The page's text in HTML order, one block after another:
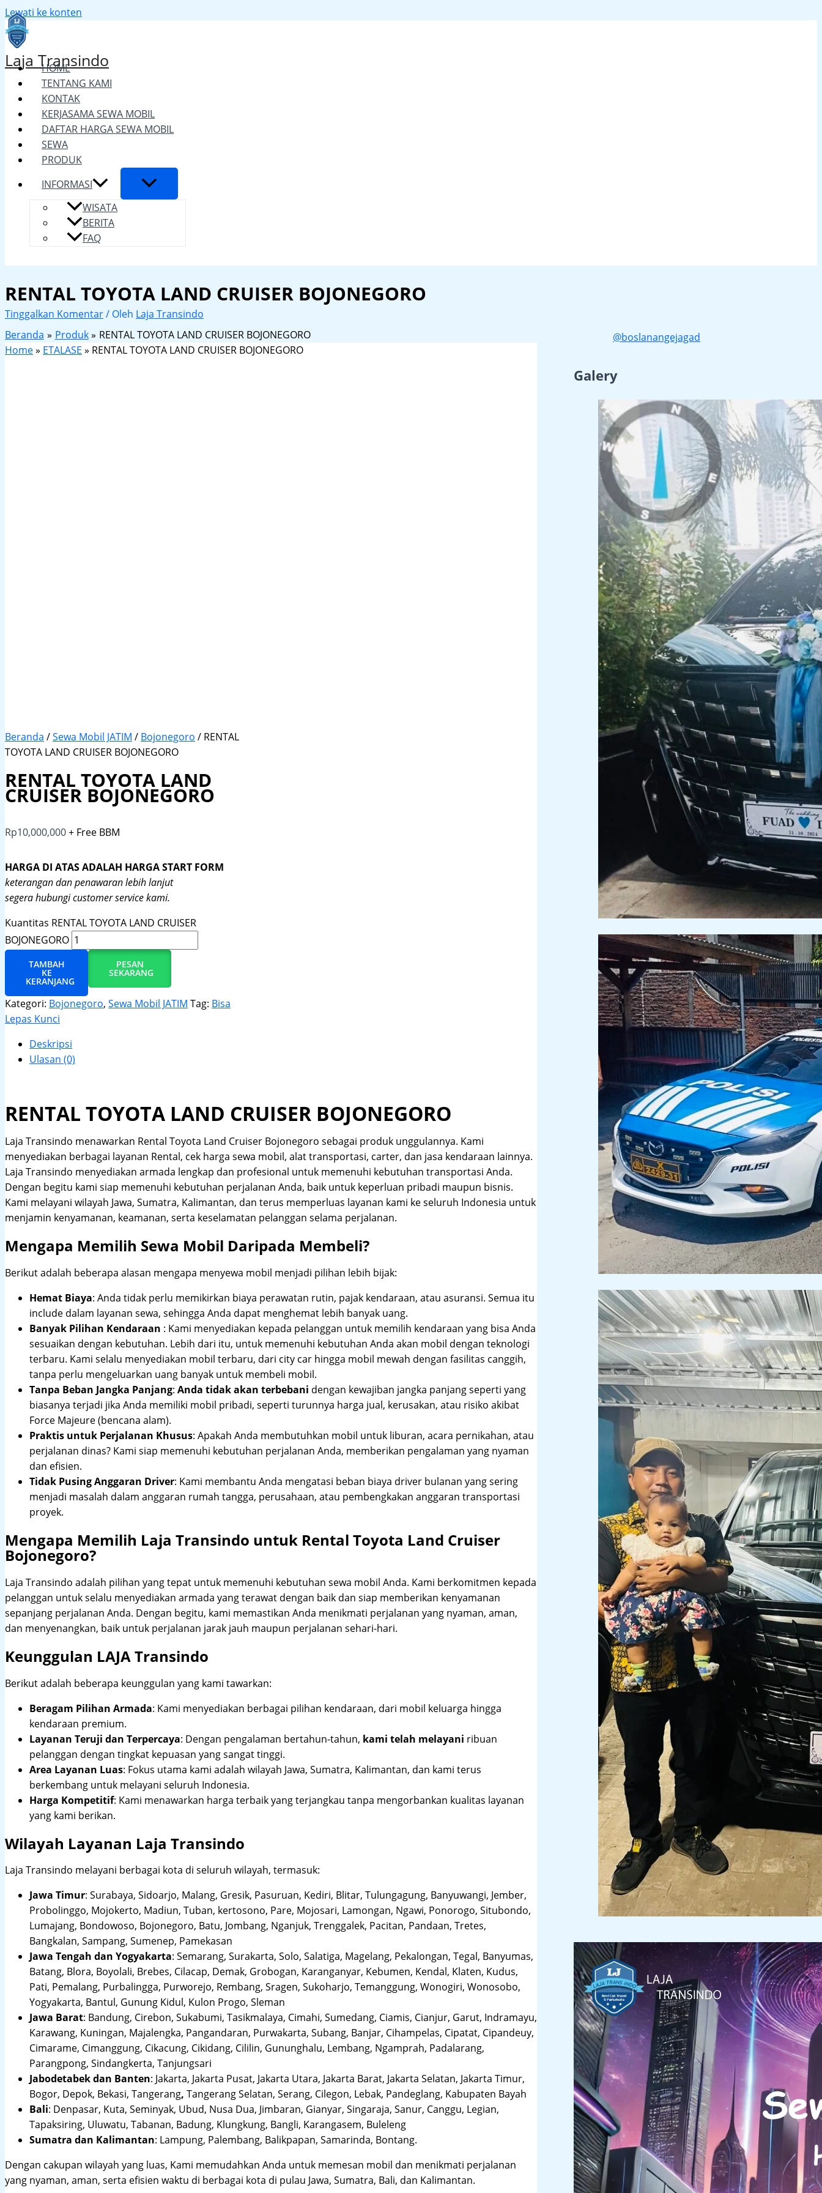
Lewati ke konten
Laja Transindo
HOME
TENTANG KAMI
KONTAK
KERJASAMA SEWA MOBIL
DAFTAR HARGA SEWA MOBIL
SEWA
PRODUK
INFORMASI
WISATA
BERITA
FAQ
RENTAL TOYOTA LAND CRUISER BOJONEGORO
Tinggalkan Komentar/ Oleh Laja Transindo
Beranda
Produk
RENTAL TOYOTA LAND CRUISER BOJONEGORO
Home» ETALASE » RENTAL TOYOTA LAND CRUISER BOJONEGORO
Beranda /Sewa Mobil JATIM / Bojonegoro / RENTAL
TOYOTA LAND CRUISER BOJONEGORO
RENTAL TOYOTA LAND
CRUISER BOJONEGORO
Rp10,000,000+ Free BBM
HARGA DI ATAS ADALAH HARGA START FORM
keterangan dan penawaran lebih lanjut
segera hubungi customer service kami.
Kuantitas RENTAL TOYOTA LAND CRUISER
BOJONEGORO
TAMBAH
KE
KERANJANG
PESAN
SEKARANG
Kategori: Bojonegoro, Sewa Mobil JATIM Tag: Bisa
Lepas Kunci
Deskripsi
Ulasan (0)
RENTAL TOYOTA LAND CRUISER BOJONEGORO
Laja Transindo menawarkan Rental Toyota Land Cruiser Bojonegoro sebagai produk unggulannya. Kami
menyediakan berbagai layanan Rental, cek harga sewa mobil, alat transportasi, carter, dan jasa kendaraan lainnya.
Laja Transindo menyediakan armada lengkap dan profesional untuk memenuhi kebutuhan transportasi Anda.
Dengan begitu kami siap memenuhi kebutuhan perjalanan Anda, baik untuk keperluan pribadi maupun bisnis.
Kami melayani wilayah Jawa, Sumatra, Kalimantan, dan terus memperluas layanan kami ke seluruh Indonesia untuk
menjamin kenyamanan, keamanan, serta keselamatan pelanggan selama perjalanan.
Mengapa Memilih Sewa Mobil Daripada Membeli?
Berikut adalah beberapa alasan mengapa menyewa mobil menjadi pilihan lebih bijak:
Hemat Biaya: Anda tidak perlu memikirkan biaya perawatan rutin, pajak kendaraan, atau asuransi. Semua itu
include dalam layanan sewa, sehingga Anda dapat menghemat lebih banyak uang.
Banyak Pilihan Kendaraan : Kami menyediakan kepada pelanggan untuk memilih kendaraan yang bisa Anda
sesuaikan dengan kebutuhan. Lebih dari itu, untuk memenuhi kebutuhan Anda akan mobil dengan teknologi
terbaru. Kami selalu menyediakan mobil terbaru, dari city car hingga mobil mewah dengan fasilitas canggih,
tanpa perlu mengeluarkan uang banyak untuk membeli mobil.
Tanpa Beban Jangka Panjang: Anda tidak akan terbebani dengan kewajiban jangka panjang seperti yang
biasanya terjadi jika Anda memiliki mobil pribadi, seperti turunnya harga jual, kerusakan, atau risiko akibat
Force Majeure (bencana alam).
Praktis untuk Perjalanan Khusus: Apakah Anda membutuhkan mobil untuk liburan, acara pernikahan, atau
perjalanan dinas? Kami siap memenuhi kebutuhan perjalanan Anda, memberikan pengalaman yang nyaman
dan efisien.
Tidak Pusing Anggaran Driver: Kami membantu Anda mengatasi beban biaya driver bulanan yang sering
menjadi masalah dalam anggaran rumah tangga, perusahaan, atau pembengkakan anggaran transportasi
proyek.
Mengapa Memilih Laja Transindo untuk Rental Toyota Land Cruiser
Bojonegoro?
Laja Transindo adalah pilihan yang tepat untuk memenuhi kebutuhan sewa mobil Anda. Kami berkomitmen kepada
pelanggan untuk selalu menyediakan armada yang terawat dengan baik dan siap memberikan kenyamanan
sepanjang perjalanan Anda. Dengan begitu, kami memastikan Anda menikmati perjalanan yang nyaman, aman,
dan menyenangkan, baik untuk perjalanan jarak jauh maupun perjalanan sehari-hari.
Keunggulan LAJA Transindo
Berikut adalah beberapa keunggulan yang kami tawarkan:
Beragam Pilihan Armada: Kami menyediakan berbagai pilihan kendaraan, dari mobil keluarga hingga
kendaraan premium.
Layanan Teruji dan Terpercaya: Dengan pengalaman bertahun-tahun, kami telah melayani ribuan
pelanggan dengan tingkat kepuasan yang sangat tinggi.
Area Layanan Luas: Fokus utama kami adalah wilayah Jawa, Sumatra, Kalimantan, dan kami terus
berkembang untuk melayani seluruh Indonesia.
Harga Kompetitif: Kami menawarkan harga terbaik yang terjangkau tanpa mengorbankan kualitas layanan
yang kami berikan.
Wilayah Layanan Laja Transindo
Laja Transindo melayani berbagai kota di seluruh wilayah, termasuk:
Jawa Timur: Surabaya, Sidoarjo, Malang, Gresik, Pasuruan, Kediri, Blitar, Tulungagung, Banyuwangi, Jember,
Probolinggo, Mojokerto, Madiun, Tuban, kertosono, Pare, Mojosari, Lamongan, Ngawi, Ponorogo, Situbondo,
Lumajang, Bondowoso, Bojonegoro, Batu, Jombang, Nganjuk, Trenggalek, Pacitan, Pandaan, Tretes,
Bangkalan, Sampang, Sumenep, Pamekasan
Jawa Tengah dan Yogyakarta: Semarang, Surakarta, Solo, Salatiga, Magelang, Pekalongan, Tegal, Banyumas,
Batang, Blora, Boyolali, Brebes, Cilacap, Demak, Grobogan, Karanganyar, Kebumen, Kendal, Klaten, Kudus,
Pati, Pemalang, Purbalingga, Purworejo, Rembang, Sragen, Sukoharjo, Temanggung, Wonogiri, Wonosobo,
Yogyakarta, Bantul, Gunung Kidul, Kulon Progo, Sleman
Jawa Barat: Bandung, Cirebon, Sukabumi, Tasikmalaya, Cimahi, Sumedang, Ciamis, Cianjur, Garut, Indramayu,
Karawang, Kuningan, Majalengka, Pangandaran, Purwakarta, Subang, Banjar, Cihampelas, Cipatat, Cipandeuy,
Cimarame, Cimanggung, Cikacung, Cikidang, Cililin, Gununghalu, Lembang, Ngamprah, Padalarang,
Parangpong, Sindangkerta, Tanjungsari
Jabodetabek dan Banten: Jakarta, Jakarta Pusat, Jakarta Utara, Jakarta Barat, Jakarta Selatan, Jakarta Timur,
Bogor, Depok, Bekasi, Tangerang, Tangerang Selatan, Serang, Cilegon, Lebak, Pandeglang, Kabupaten Bayah
Bali: Denpasar, Kuta, Seminyak, Ubud, Nusa Dua, Jimbaran, Gianyar, Singaraja, Sanur, Canggu, Legian,
Tapaksiring, Uluwatu, Tabanan, Badung, Klungkung, Bangli, Karangasem, Buleleng
Sumatra dan Kalimantan: Lampung, Palembang, Balikpapan, Samarinda, Bontang.
Dengan cakupan wilayah yang luas, Kami memudahkan Anda untuk memesan mobil dan menikmati perjalanan
yang nyaman, aman, serta efisien waktu di berbagai kota di pulau Jawa, Sumatra, Bali, dan Kalimantan.
@boslanangejagad
Galery